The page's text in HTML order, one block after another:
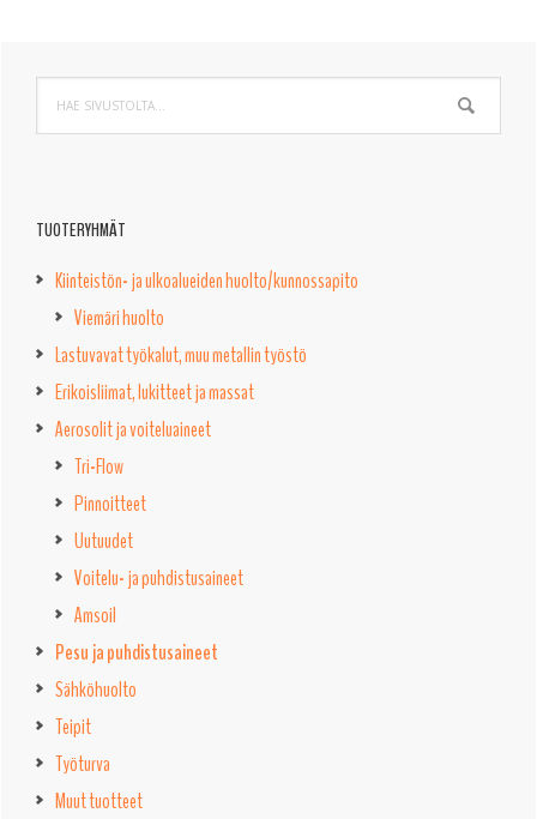
Ensisijainen
sivupalkki
sivustolta...
TUOTERYHMÄT
Kiinteistön- ja ulkoalueiden huolto/kunnossapito
Viemäri huolto
Lastuvavat työkalut, muu metallin työstö
Erikoisliimat, lukitteet ja massat
Aerosolit ja voiteluaineet
Tri-Flow
Pinnoitteet
Uutuudet
Voitelu- ja puhdistusaineet
Amsoil
Pesu ja puhdistusaineet
Sähköhuolto
Teipit
Työturva
Muut tuotteet